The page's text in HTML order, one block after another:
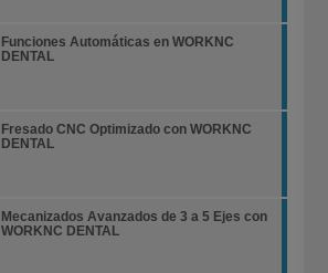
Funciones Automáticas en WORKNC
DENTAL
Fresado CNC Optimizado con WORKNC
DENTAL
Mecanizados Avanzados de 3 a 5 Ejes con
WORKNC DENTAL